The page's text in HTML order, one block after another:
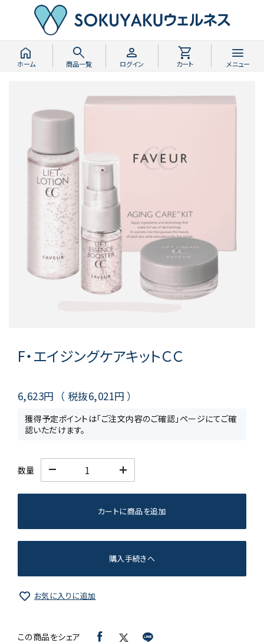
home
ホーム
search
商品一覧
person
ログイン
shopping_cart
カート
menu
メニュー
F・エイジングケアキットＣＣ
6,623円 （ 税抜6,021円 ）
獲得予定ポイントは「ご注文内容のご確認」ページにてご確
認いただけます。
数量
カートに商品を追加
購入手続きへ
お気に入りに追加
この商品をシェア